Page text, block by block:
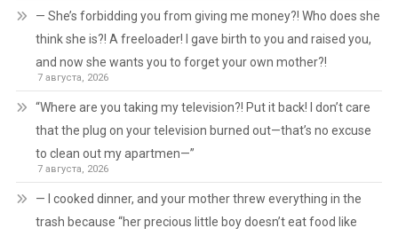
— She’s forbidding you from giving me money?! Who does she
think she is?! A freeloader! I gave birth to you and raised you,
and now she wants you to forget your own mother?!
7 августа, 2026
“Where are you taking my television?! Put it back! I don’t care
that the plug on your television burned out—that’s no excuse
to clean out my apartmen—”
7 августа, 2026
— I cooked dinner, and your mother threw everything in the
trash because “her precious little boy doesn’t eat food like